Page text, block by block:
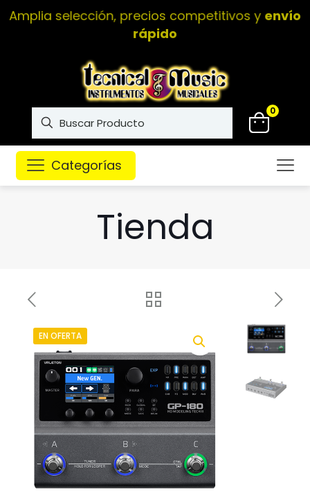
Instrumentos musicales dealta calidad
Categorías
Tienda
EN OFERTA